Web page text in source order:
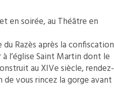
en soirée, au Théâtre en
Razès après la confiscation
l’église Saint Martin dont le
au XIVe siècle, rendez-
vous rincez la gorge avant